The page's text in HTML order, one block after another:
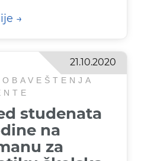
21.10.2020
studenata
na
za